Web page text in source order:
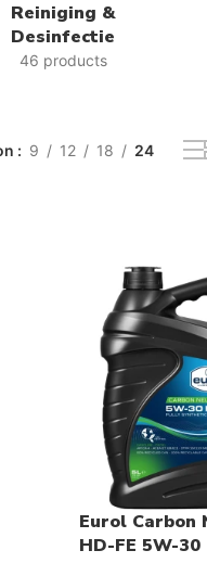
Reiniging &
Desinfectie
46 products
9 12 18 24
Eurol Carbon
HD-FE 5W-30